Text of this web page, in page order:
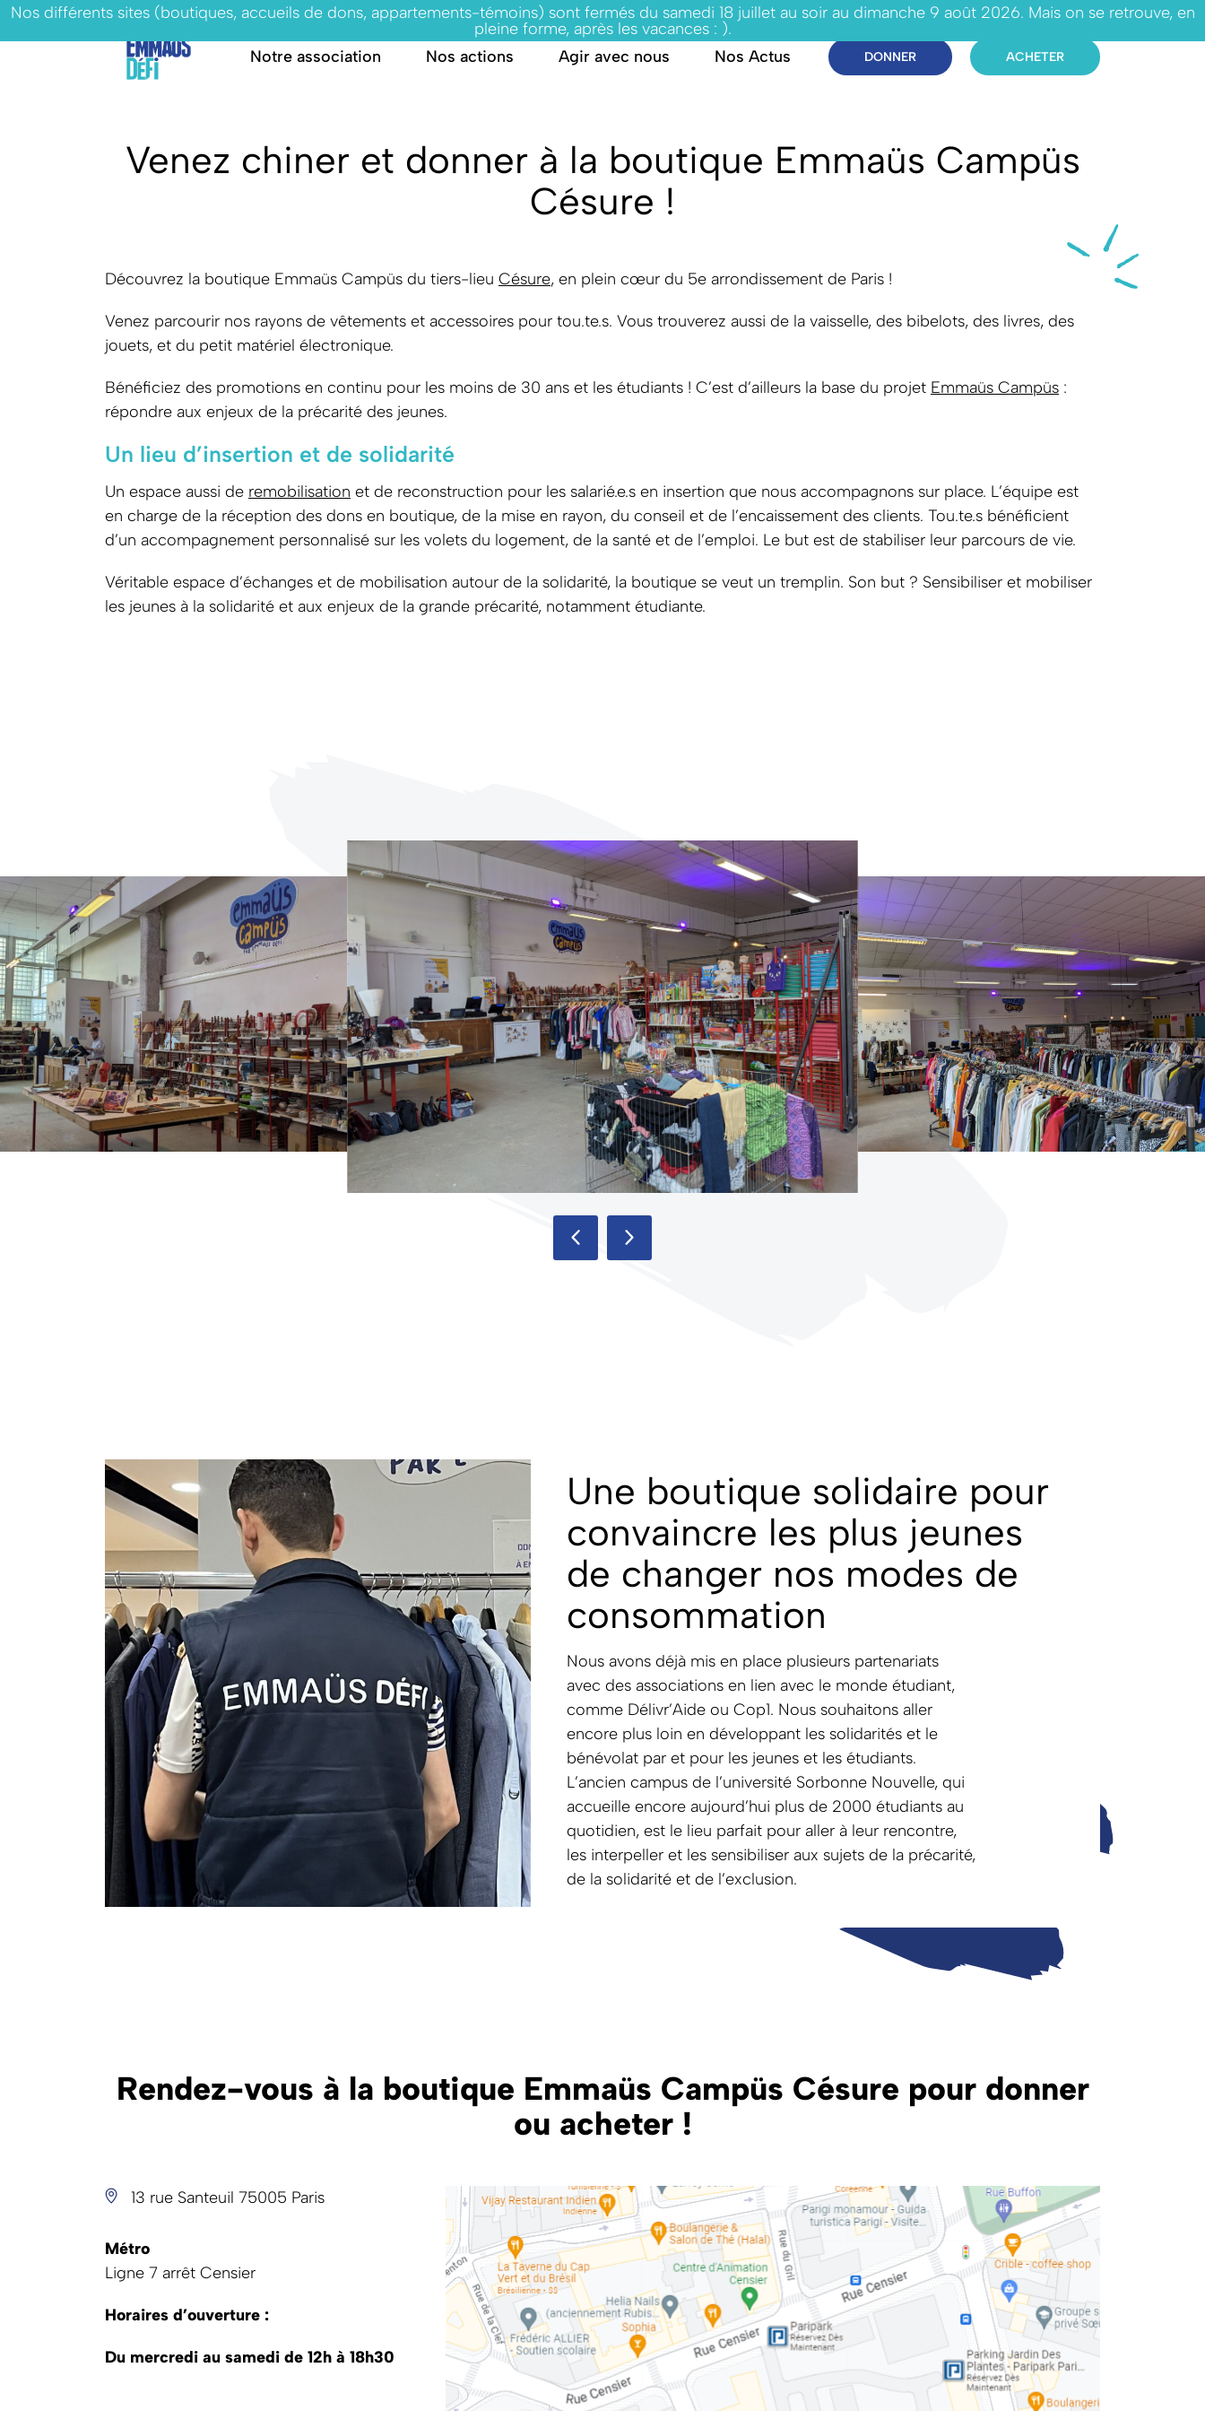
Nos différents sites (boutiques, accueils de dons, appartements-témoins) sont fermés du samedi 18 juillet au soir au dimanche 9 août 2026. Mais on se retrouve, en
pleine forme, après les vacances : ).
Notre association
Nos actions Agir avec nous Nos Actus DONNER ACHETER
Venez chiner et donner à la boutique Emmaüs Campüs
Césure !
Découvrez la boutique Emmaüs Campüs du tiers-lieu Césure, en plein cœur du 5e arrondissement de Paris !
Venez parcourir nos rayons de vêtements et accessoires pour tou.te.s. Vous trouverez aussi de la vaisselle, des bibelots, des livres, des
jouets, et du petit matériel électronique.
Bénéficiez des promotions en continu pour les moins de 30 ans et les étudiants ! C’est d’ailleurs la base du projet Emmaüs Campüs :
répondre aux enjeux de la précarité des jeunes.
Un lieu d’insertion et de solidarité
Un espace aussi de remobilisation et de reconstruction pour les salarié.e.s en insertion que nous accompagnons sur place. L’équipe est
en charge de la réception des dons en boutique, de la mise en rayon, du conseil et de l’encaissement des clients. Tou.te.s bénéficient
d’un accompagnement personnalisé sur les volets du logement, de la santé et de l’emploi. Le but est de stabiliser leur parcours de vie.
Véritable espace d’échanges et de mobilisation autour de la solidarité, la boutique se veut un tremplin. Son but ? Sensibiliser et mobiliser
les jeunes à la solidarité et aux enjeux de la grande précarité, notamment étudiante.
Une boutique solidaire pour
convaincre les plus jeunes
de changer nos modes de
consommation
Nous avons déjà mis en place plusieurs partenariats
avec des associations en lien avec le monde étudiant,
comme Délivr’Aide ou Cop1. Nous souhaitons aller
encore plus loin en développant les solidarités et le
bénévolat par et pour les jeunes et les étudiants.
L’ancien campus de l’université Sorbonne Nouvelle, qui
accueille encore aujourd’hui plus de 2000 étudiants au
quotidien, est le lieu parfait pour aller à leur rencontre,
les interpeller et les sensibiliser aux sujets de la précarité,
de la solidarité et de l’exclusion.
Rendez-vous à la boutique Emmaüs Campüs Césure pour donner
ou acheter !
13 rue Santeuil 75005 Paris
Métro
Ligne 7 arrêt Censier
Horaires d’ouverture :
Du mercredi au samedi de 12h à 18h30